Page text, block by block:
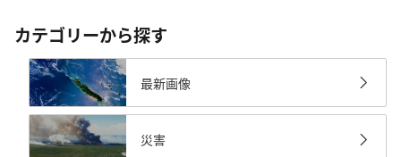
カテゴリーから探す
最新画像
災害